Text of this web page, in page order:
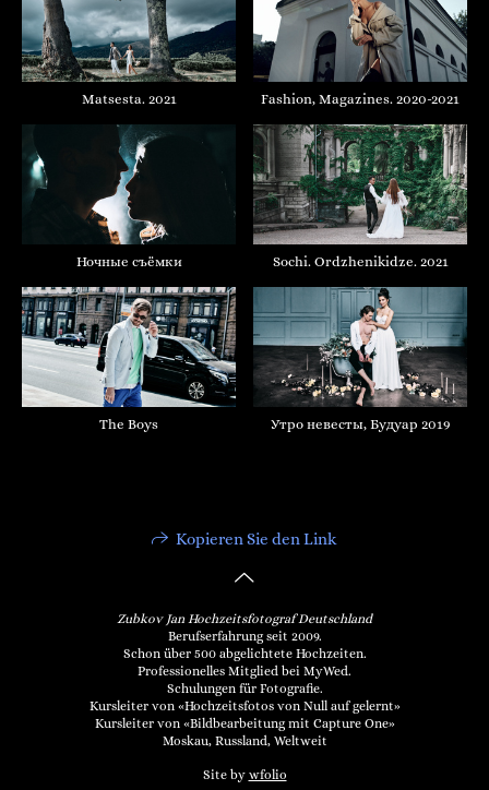
Matsesta. 2021 Fashion, Magazines. 2020-2021
Ночные съёмки Sochi. Ordzhenikidze. 2021
The Boys Утро невесты, Будуар 2019
Kopieren Sie den Link
Zubkov Jan Hochzeitsfotograf Deutschland
Berufserfahrung seit 2009.
Schon über 500 abgelichtete Hochzeiten.
Professionelles Mitglied bei MyWed.
Schulungen für Fotografie.
Kursleiter von «Hochzeitsfotos von Null auf gelernt»
Kursleiter von «Bildbearbeitung mit Capture One»
Moskau, Russland, Weltweit
Site by wfolio